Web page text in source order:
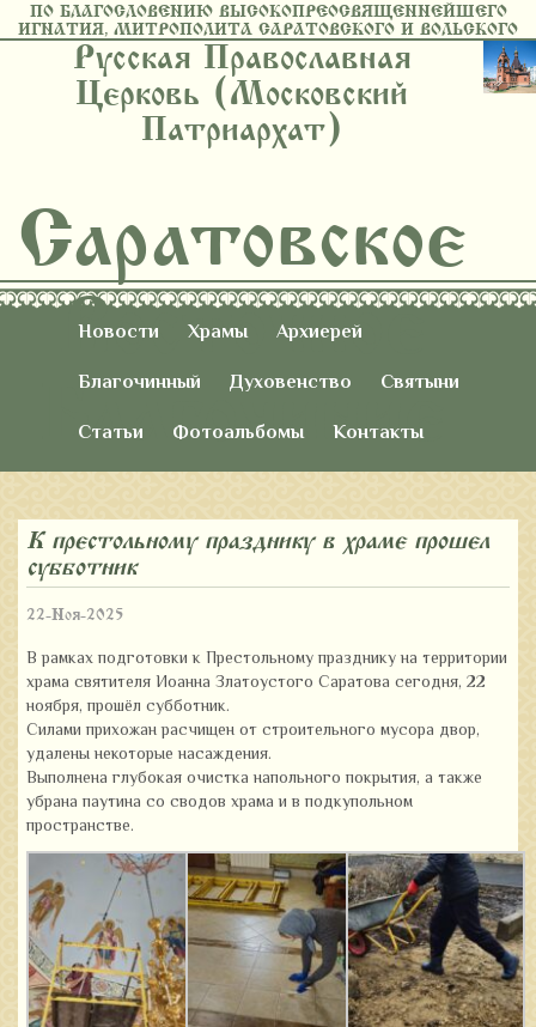
ПО БЛАГОСЛОВЕНИЮ ВЫСОКОПРЕОСВЯЩЕННЕЙШЕГО
ИГНАТИЯ, МИТРОПОЛИТА САРАТОВСКОГО И ВОЛЬСКОГО
Русская Православная
Церковь (Московский
Патриархат)
Саратовское
Восточное
Благочиние
Новости Храмы
Архиерей
Благочинный
Духовенство
Святыни
Статьи
Фотоальбомы Контакты
К престольному празднику в храме прошел
субботник
22-Ноя-2025
В рамках подготовки к Престольному празднику на территории
храма святителя Иоанна Златоустого Саратова сегодня, 22
ноября, прошёл субботник.
Силами прихожан расчищен от строительного мусора двор,
удалены некоторые насаждения.
Выполнена глубокая очистка напольного покрытия, а также
убрана паутина со сводов храма и в подкупольном
пространстве.